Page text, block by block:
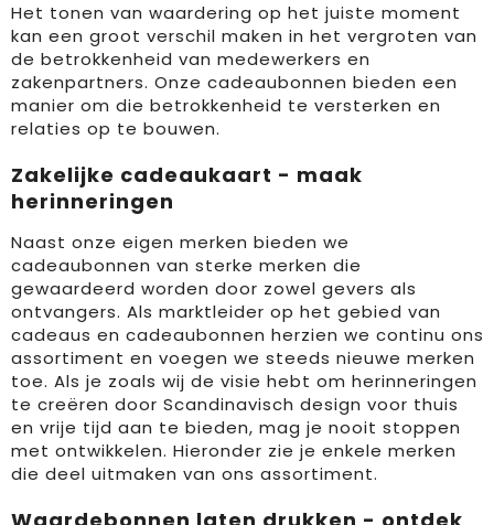
Het tonen van waardering op het juiste moment
kan een groot verschil maken in het vergroten van
de betrokkenheid van medewerkers en
zakenpartners. Onze cadeaubonnen bieden een
manier om die betrokkenheid te versterken en
relaties op te bouwen.
Zakelijke cadeaukaart - maak
herinneringen
Naast onze eigen merken bieden we
cadeaubonnen van sterke merken die
gewaardeerd worden door zowel gevers als
ontvangers. Als marktleider op het gebied van
cadeaus en cadeaubonnen herzien we continu ons
assortiment en voegen we steeds nieuwe merken
toe. Als je zoals wij de visie hebt om herinneringen
te creëren door Scandinavisch design voor thuis
en vrije tijd aan te bieden, mag je nooit stoppen
met ontwikkelen. Hieronder zie je enkele merken
die deel uitmaken van ons assortiment.